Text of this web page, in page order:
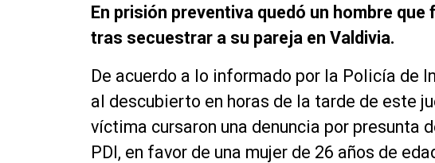
En prisión preventiva quedó un hombre
tras secuestrar a su pareja en Valdivia.
De acuerdo a lo informado por la Policía de
al descubierto en horas de la tarde de este
víctima cursaron una denuncia por presunta
PDI, en favor de una mujer de 26 años de